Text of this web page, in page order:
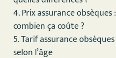
4. Prix assurance obsèques :
combien ça coûte ?
5. Tarif assurance obsèques
selon l’âge